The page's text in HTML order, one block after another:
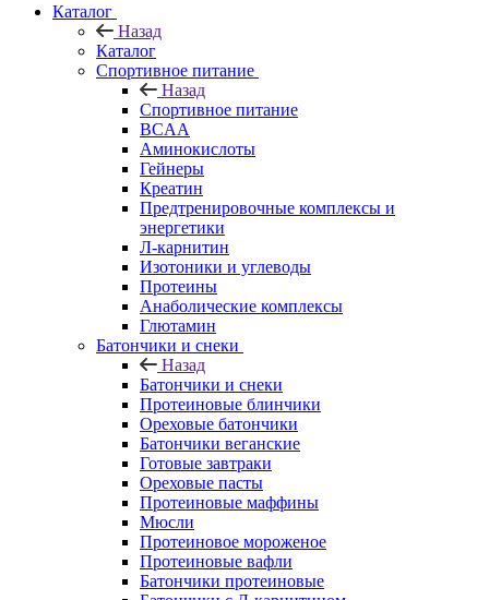
Каталог
Назад
Каталог
Спортивное питание
Назад
Спортивное питание
BCAA
Аминокислоты
Гейнеры
Креатин
Предтренировочные комплексы и
энергетики
Л-карнитин
Изотоники и углеводы
Протеины
Анаболические комплексы
Глютамин
Батончики и снеки
Назад
Батончики и снеки
Протеиновые блинчики
Ореховые батончики
Батончики веганские
Готовые завтраки
Ореховые пасты
Протеиновые маффины
Мюсли
Протеиновое мороженое
Протеиновые вафли
Батончики протеиновые